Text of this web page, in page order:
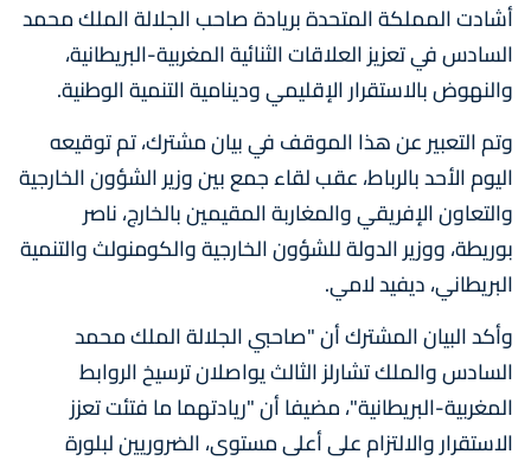
أشادت المملكة المتحدة بريادة صاحب الجلالة الملك محمد
السادس في تعزيز العلاقات الثنائية المغربية-البريطانية،
والنهوض بالاستقرار الإقليمي ودينامية التنمية الوطنية.
وتم التعبير عن هذا الموقف في بيان مشترك، تم توقيعه
اليوم الأحد بالرباط، عقب لقاء جمع بين وزير الشؤون الخارجية
والتعاون الإفريقي والمغاربة المقيمين بالخارج، ناصر
بوريطة، ووزير الدولة للشؤون الخارجية والكومنولث والتنمية
البريطاني، ديفيد لامي.
وأكد البيان المشترك أن "صاحبي الجلالة الملك محمد
السادس والملك تشارلز الثالث يواصلان ترسيخ الروابط
المغربية-البريطانية"، مضيفا أن "ريادتهما ما فتئت تعزز
الاستقرار والالتزام على أعلى مستوى، الضروريين لبلورة